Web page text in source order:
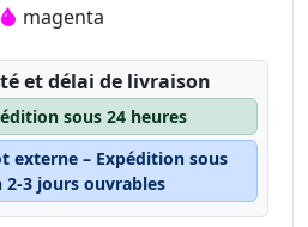
magenta
et délai de livraison
sous 24 heures
externe – Expédition sous
2-3 jours ouvrables